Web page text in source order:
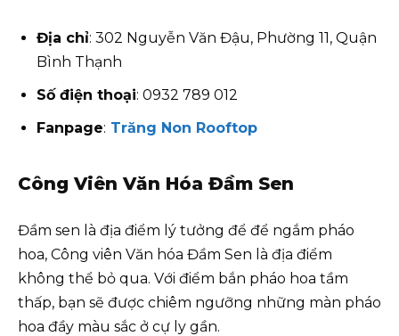
Địa chỉ: 302 Nguyễn Văn Đậu, Phường 11, Quận
Bình Thạnh
Số điện thoại: 0932 789 012
Fanpage: Trăng Non Rooftop
Công Viên Văn Hóa Đầm Sen
Đầm sen là địa điểm lý tưởng để để ngắm pháo
hoa, Công viên Văn hóa Đầm Sen là địa điểm
không thể bỏ qua. Với điểm bắn pháo hoa tầm
thấp, bạn sẽ được chiêm ngưỡng những màn pháo
hoa đầy màu sắc ở cự ly gần.